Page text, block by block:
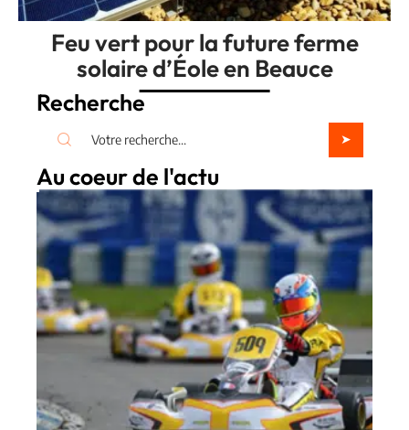
Feu vert pour la future ferme
solaire d’Éole en Beauce
Recherche
Au coeur de l'actu